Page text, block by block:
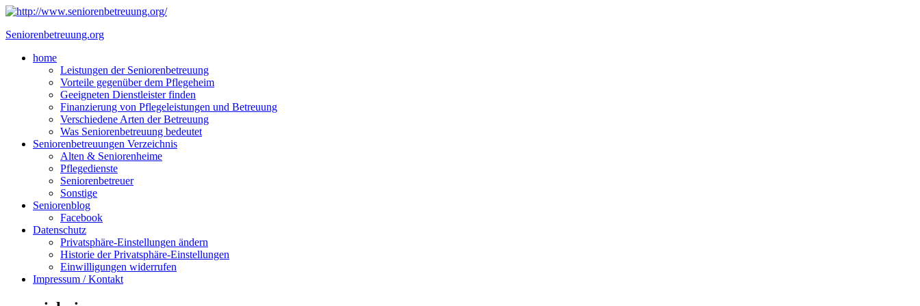
Skip
content
Seniorenbetreuung.org
Close
home
Leistungen der Seniorenbetreuung
Vorteile gegenüber dem Pflegeheim
Geeigneten Dienstleister finden
Finanzierung von Pflegeleistungen und Betreuung
Verschiedene Arten der Betreuung
Was Seniorenbetreuung bedeutet
Seniorenbetreuungen Verzeichnis
Alten & Seniorenheime
Pflegedienste
Seniorenbetreuer
Sonstige
Seniorenblog
Facebook
Datenschutz
Privatsphäre-Einstellungen ändern
Historie der Privatsphäre-Einstellungen
Einwilligungen widerrufen
Impressum / Kontakt